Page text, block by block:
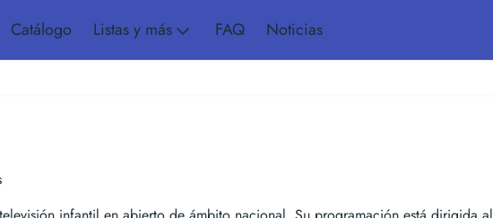
Catálogo Listas y más FAQ Noticias